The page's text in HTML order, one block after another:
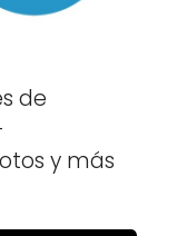
de
y más